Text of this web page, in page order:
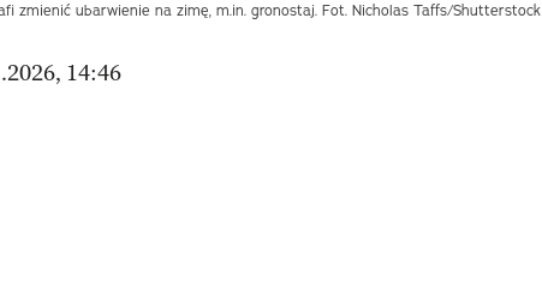
zmienić ubarwienie na zimę, m.in. gronostaj. Fot. Nicholas Taffs/Shutterstock
14:46